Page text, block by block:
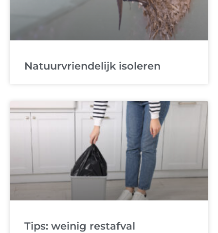
Natuurvriendelijk isoleren
Tips: weinig restafval